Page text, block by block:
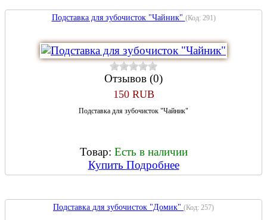
Подставка для зубочисток "Чайник" (Код: 291)
Отзывов (0)
150 RUB
Подставка для зубочисток "Чайник"
Товар: Есть в наличии
Купить Подробнее
Подставка для зубочисток "Домик" (Код: 257)